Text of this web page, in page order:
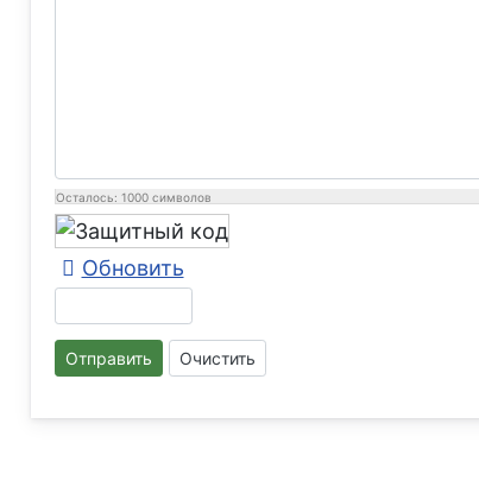
Осталось: 1000 символов
Обновить
Отправить Очистить